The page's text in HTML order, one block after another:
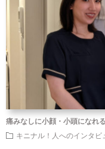
痛みなしに小顔・小頭になれ
キニナル！人へのインタビ